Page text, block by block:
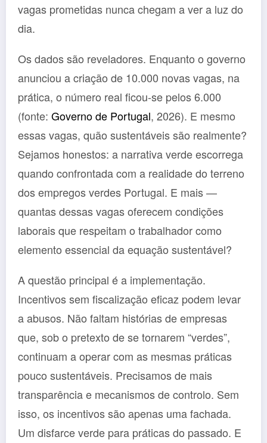
vagas prometidas nunca chegam a ver a luz do
dia.
Os dados são reveladores. Enquanto o governo
anunciou a criação de 10.000 novas vagas, na
prática, o número real ficou-se pelos 6.000
(fonte: Governo de Portugal, 2026). E mesmo
essas vagas, quão sustentáveis são realmente?
Sejamos honestos: a narrativa verde escorrega
quando confrontada com a realidade do terreno
dos empregos verdes Portugal. E mais —
quantas dessas vagas oferecem condições
laborais que respeitam o trabalhador como
elemento essencial da equação sustentável?
A questão principal é a implementação.
Incentivos sem fiscalização eficaz podem levar
a abusos. Não faltam histórias de empresas
que, sob o pretexto de se tornarem “verdes”,
continuam a operar com as mesmas práticas
pouco sustentáveis. Precisamos de mais
transparência e mecanismos de controlo. Sem
isso, os incentivos são apenas uma fachada.
Um disfarce verde para práticas do passado. E